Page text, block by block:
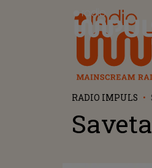
Radio Impuls
RADIO IMPULS